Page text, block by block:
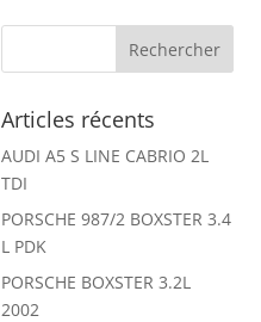
Articles récents
AUDI A5 S LINE CABRIO 2L
TDI
PORSCHE 987/2 BOXSTER 3.4
L PDK
PORSCHE BOXSTER 3.2L
2002